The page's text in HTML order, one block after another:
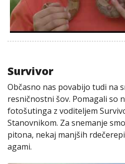
Survivor
Občasno nas povabijo tudi na
resničnostni šov. Pomagali so
fotošutinga z voditeljem
Stanovnikom. Za snemanje
pitona, nekaj manjših
agami.